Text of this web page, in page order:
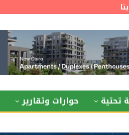
تحتية حوارات وتقارير